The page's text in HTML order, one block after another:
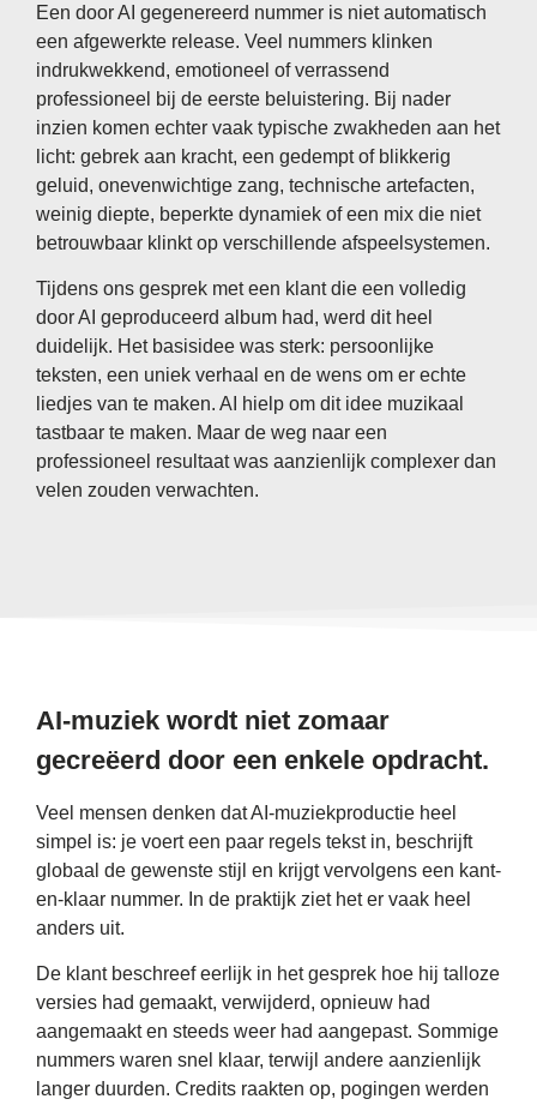
Een door AI gegenereerd nummer is niet automatisch
een afgewerkte release. Veel nummers klinken
indrukwekkend, emotioneel of verrassend
professioneel bij de eerste beluistering. Bij nader
inzien komen echter vaak typische zwakheden aan het
licht: gebrek aan kracht, een gedempt of blikkerig
geluid, onevenwichtige zang, technische artefacten,
weinig diepte, beperkte dynamiek of een mix die niet
betrouwbaar klinkt op verschillende afspeelsystemen.
Tijdens ons gesprek met een klant die een volledig
door AI geproduceerd album had, werd dit heel
duidelijk. Het basisidee was sterk: persoonlijke
teksten, een uniek verhaal en de wens om er echte
liedjes van te maken. AI hielp om dit idee muzikaal
tastbaar te maken. Maar de weg naar een
professioneel resultaat was aanzienlijk complexer dan
velen zouden verwachten.
AI-muziek wordt niet zomaar
gecreëerd door een enkele opdracht.
Veel mensen denken dat AI-muziekproductie heel
simpel is: je voert een paar regels tekst in, beschrijft
globaal de gewenste stijl en krijgt vervolgens een kant-
en-klaar nummer. In de praktijk ziet het er vaak heel
anders uit.
De klant beschreef eerlijk in het gesprek hoe hij talloze
versies had gemaakt, verwijderd, opnieuw had
aangemaakt en steeds weer had aangepast. Sommige
nummers waren snel klaar, terwijl andere aanzienlijk
langer duurden. Credits raakten op, pogingen werden